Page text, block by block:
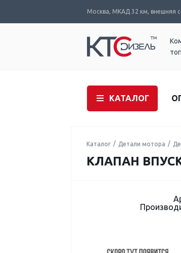
Москва, МКАД 32 км, внешняя
КАТАЛОГ
Каталог Детали мотора
КЛАПАН ВПУСК